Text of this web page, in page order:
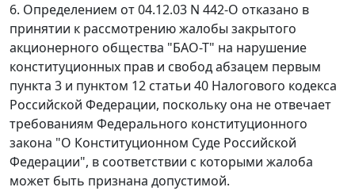
6. Определением от 04.12.03 N 442-О отказано в
принятии к рассмотрению жалобы закрытого
акционерного общества "БАО-Т" на нарушение
конституционных прав и свободабзацем первым
пункта 3 и пунктом 12 статьи 40 Налогового кодекса
Российской Федерации, поскольку она не отвечает
требованиям Федерального конституционного
закона "О Конституционном Суде Российской
Федерации", в соответствии с которыми жалоба
может быть признана допустимой.